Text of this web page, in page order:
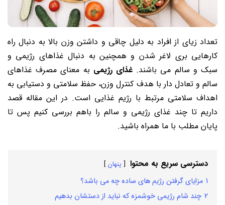
تعداد زیای از افراد به دلیل چاقی و داشتن وزن بالا به دنبال راه
کارهایی بری لاغر شدن و همچنین به دنبال غذاهای رژیمی و
سبک و سالم می باشند. غذای رژیمی به معنای مصرف غذاهای
سالم و تعادل‌ دار با هدف کنترل وزن، حفظ سلامتی و دستیابی به
اهداف سلامتی مرتبط با رژیم غذایی است. در این مقاله قصد
داریم تا چند غذای رژیمی و سالم را باهم بررسی کنیم پس تا
پایان مطلب با ما همراه باشید.
دسترسی سریع به محتوا پنهان
1 مزایای گرفتن رژیم های ساده چه می باشد؟
2 چند شام رژیمی خوشمزه که نباید از دستشان بدهیم